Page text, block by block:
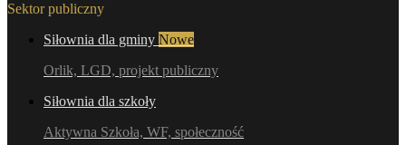
Sektor publiczny
Siłownia dla gminy Nowe
Orlik, LGD, projekt publiczny
Siłownia dla szkoły
Aktywna Szkoła, WF, społeczność